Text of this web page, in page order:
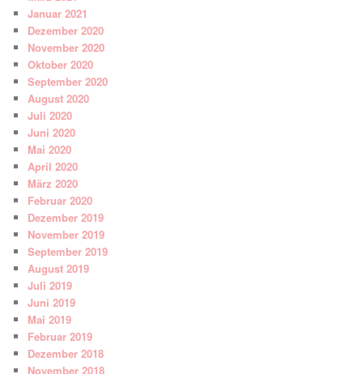
Januar 2021
Dezember 2020
November 2020
Oktober 2020
September 2020
August 2020
Juli 2020
Juni 2020
Mai 2020
April 2020
März 2020
Februar 2020
Dezember 2019
November 2019
September 2019
August 2019
Juli 2019
Juni 2019
Mai 2019
Februar 2019
Dezember 2018
November 2018